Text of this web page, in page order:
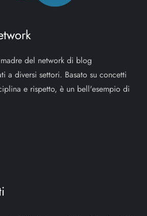
del network di blog
a diversi settori. Basato su concetti
e rispetto, è un bell'esempio di